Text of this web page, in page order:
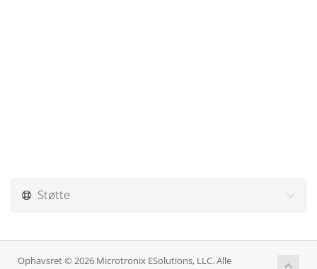
Støtte
Ophavsret © 2026 Microtronix ESolutions, LLC. Alle